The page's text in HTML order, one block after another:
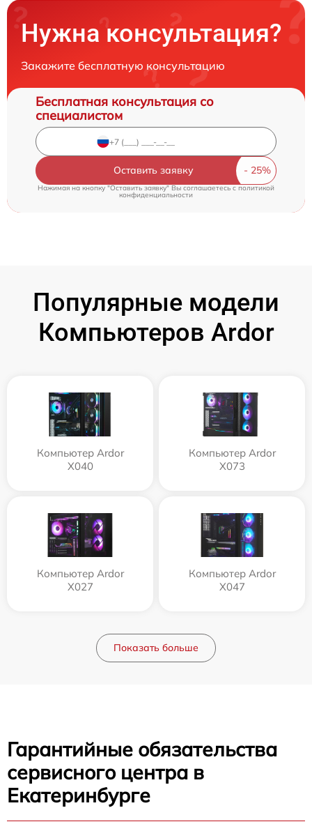
Нужна консультация?
Закажите бесплатную консультацию
Бесплатная консультация со
специалистом
Оставить заявку
Нажимая на кнопку "Оставить заявку" Вы соглашаетесь cполитикой
конфиденциальности
Популярные модели
Компьютеров Ardor
Компьютер Ardor
X040
Компьютер Ardor
X073
Компьютер Ardor
X027
Компьютер Ardor
X047
Показать больше
Гарантийные обязательства
сервисного центра в
Екатеринбурге